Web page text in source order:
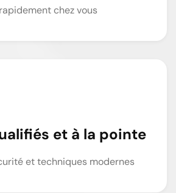
chez vous
et à la pointe
et techniques modernes